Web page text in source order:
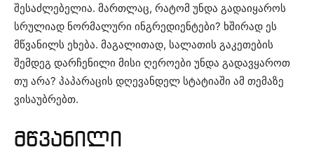
შესაძლებელია. მართლაც, რატომ უნდა გადაიყაროს
სრულიად ნორმალური ინგრედიენტები? ხშირად ეს
მწვანილს ეხება. მაგალითად, სალათის გაკეთების
შემდეგ დარჩენილი მისი ღეროები უნდა გადავყაროთ
თუ არა? პაპარაცის დღევანდელ სტატიაში ამ თემაზე
ვისაუბრებთ.
მწვანილი